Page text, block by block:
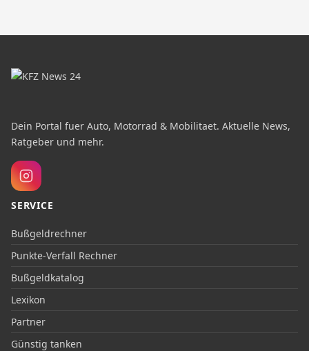
Dein Portal fuer Auto, Motorrad & Mobilitaet. Aktuelle News,
Ratgeber und mehr.
SERVICE
Bußgeldrechner
Punkte-Verfall Rechner
Bußgeldkatalog
Lexikon
Partner
Günstig tanken